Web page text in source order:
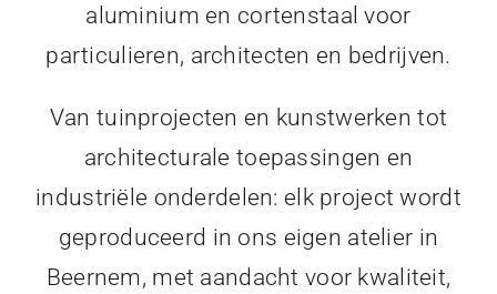
aluminium en cortenstaal voor
particulieren, architecten en bedrijven.
Van tuinprojecten en kunstwerken tot
architecturale toepassingen en
industriële onderdelen: elk project wordt
geproduceerd in ons eigen atelier in
Beernem, met aandacht voor kwaliteit,